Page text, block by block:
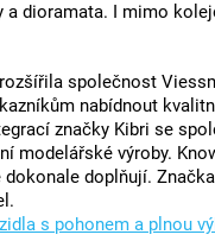
a dioramata. I mimo
společnost
nabídnout
značky Kibri se
modelářské výroby.
doplňují.
s pohonem a plnou